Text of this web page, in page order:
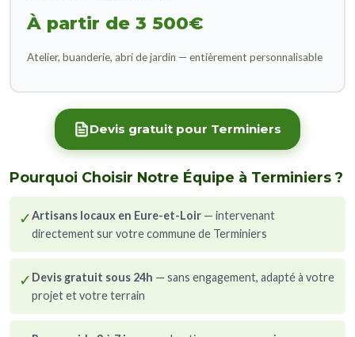
À partir de 3 500€
Atelier, buanderie, abri de jardin — entièrement personnalisable
Devis gratuit pour Terminiers
Pourquoi Choisir Notre Équipe à Terminiers ?
✓Artisans locaux en Eure-et-Loir — intervenant
directement sur votre commune de Terminiers
✓ Devis gratuit sous 24h — sans engagement, adapté à votre
projet et votre terrain